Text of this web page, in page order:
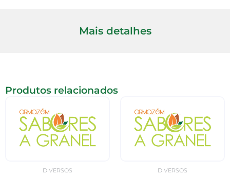
Mais detalhes
Produtos relacionados
DIVERSOS DIVERSOS